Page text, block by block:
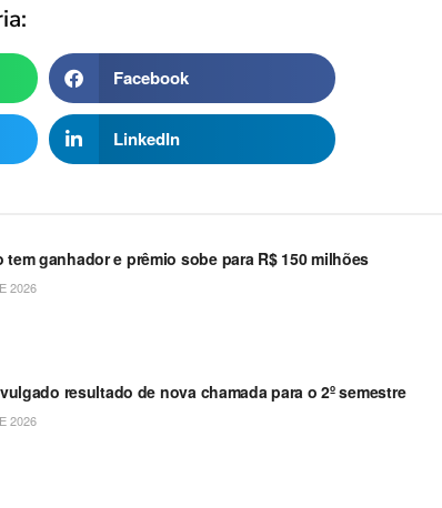
Facebook
LinkedIn
tem ganhador e prêmio sobe para R$ 150 milhões
2026
resultado de nova chamada para o 2º semestre
2026